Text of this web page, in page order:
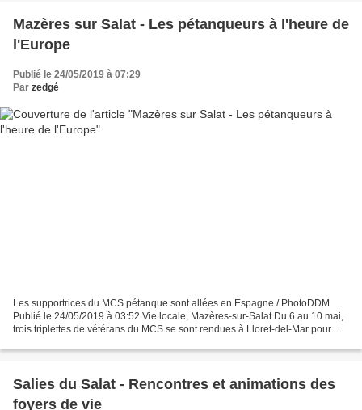
Mazères sur Salat - Les pétanqueurs à l'heure de
l'Europe
Publié le 24/05/2019 à 07:29
Par zedgé
Les supportrices du MCS pétanque sont allées en Espagne./ PhotoDDM
Publié le 24/05/2019 à 03:52 Vie locale, Mazères-sur-Salat Du 6 au 10 mai,
trois triplettes de vétérans du MCS se sont rendues à Lloret-del-Mar pour
Salies du Salat - Rencontres et animations des
foyers de vie